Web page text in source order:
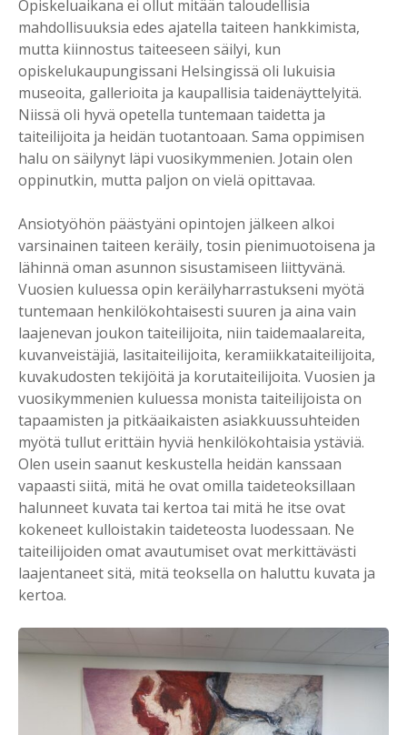
Opiskeluaikana ei ollut mitään taloudellisia
mahdollisuuksia edes ajatella taiteen hankkimista,
mutta kiinnostus taiteeseen säilyi, kun
opiskelukaupungissani Helsingissä oli lukuisia
museoita, gallerioita ja kaupallisia taidenäyttelyitä.
Niissä oli hyvä opetella tuntemaan taidetta ja
taiteilijoita ja heidän tuotantoaan. Sama oppimisen
halu on säilynyt läpi vuosikymmenien. Jotain olen
oppinutkin, mutta paljon on vielä opittavaa.
Ansiotyöhön päästyäni opintojen jälkeen alkoi
varsinainen taiteen keräily, tosin pienimuotoisena ja
lähinnä oman asunnon sisustamiseen liittyvänä.
Vuosien kuluessa opin keräilyharrastukseni myötä
tuntemaan henkilökohtaisesti suuren ja aina vain
laajenevan joukon taiteilijoita, niin taidemaalareita,
kuvanveistäjiä, lasitaiteilijoita, keramiikkataiteilijoita,
kuvakudosten tekijöitä ja korutaiteilijoita. Vuosien ja
vuosikymmenien kuluessa monista taiteilijoista on
tapaamisten ja pitkäaikaisten asiakkuussuhteiden
myötä tullut erittäin hyviä henkilökohtaisia ystäviä.
Olen usein saanut keskustella heidän kanssaan
vapaasti siitä, mitä he ovat omilla taideteoksillaan
halunneet kuvata tai kertoa tai mitä he itse ovat
kokeneet kulloistakin taideteosta luodessaan. Ne
taiteilijoiden omat avautumiset ovat merkittävästi
laajentaneet sitä, mitä teoksella on haluttu kuvata ja
kertoa.